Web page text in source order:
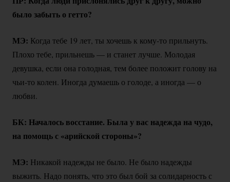
было забыть о гетто?
МЭ: Когда тебе 19 лет, ты хочешь к кому-то прильнуть.
Плохо тебе, прильнешь — и станет лучше. Молодая
девушка, если она голодная, тем более положит голову на
чьи-то колен. Иногда думаешь о голоде, а иногда — о
любви.
БК: Началось восстание. Была у вас надежда на чудо,
на помощь с «арийской стороны»?
МЭ: Никакой надежды не было. Не было надежды
выжить. Надо понять, что это был бой за солидарность с